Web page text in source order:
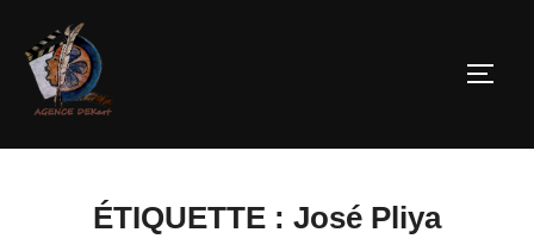
ÉTIQUETTE : José Pliya